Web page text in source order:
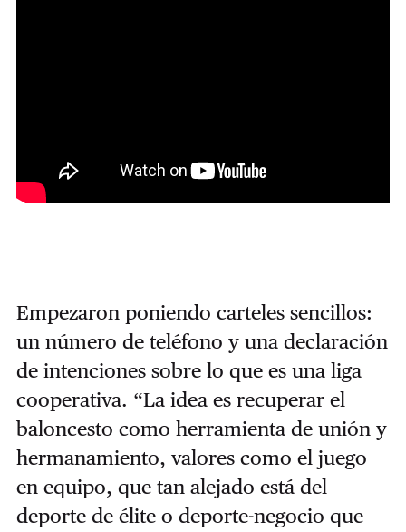
Empezaron poniendo carteles sencillos:
un número de teléfono y una declaración
de intenciones sobre lo que es una liga
cooperativa. “La idea es recuperar el
baloncesto como herramienta de unión y
hermanamiento, valores como el juego
en equipo, que tan alejado está del
deporte de élite o deporte-negocio que